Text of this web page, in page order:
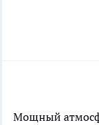
Мощный